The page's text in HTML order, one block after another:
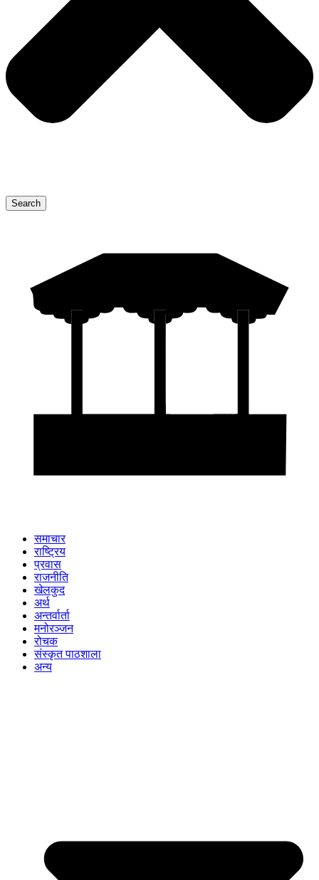
Search
समाचार
राष्ट्रिय
प्रवास
राजनीति
खेलकुद
अर्थ
अन्तर्वार्ता
मनोरञ्जन
रोचक
संस्कृत पाठशाला
अन्य